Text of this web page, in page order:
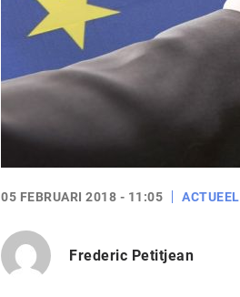
05 FEBRUARI 2018 - 11:05 ACTUEEL
Frederic Petitjean